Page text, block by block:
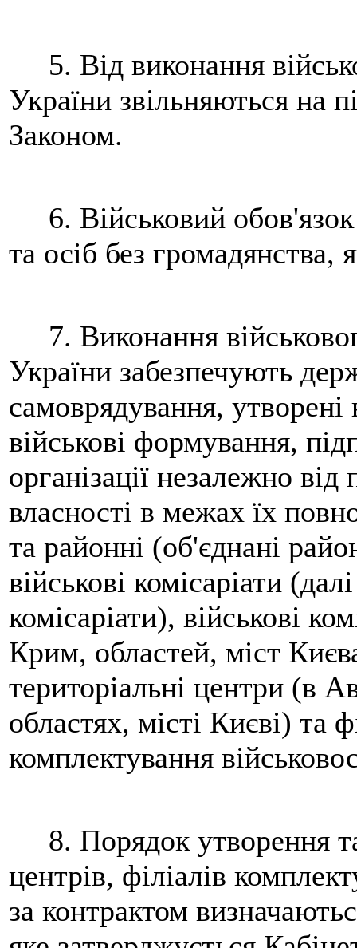
5. Від виконання
України звільняються на
Законом.
6. Військовий
та осіб без громадянства,
7. Виконання
України забезпечують
самоврядування, утворені
військові формування,
організації незалежно
власності в межах їх
та районні (об'єднані
військові комісаріати
комісаріати), військові
Крим, областей, міст
територіальні центри (в
областях, місті Києві) та
комплектування
8. Порядок утворення
центрів, філіалів
за контрактом